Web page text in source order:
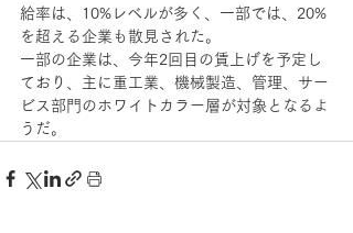
給率は、10%レベルが多く、一部では、20%
を超える企業も散見された。
一部の企業は、今年2回目の賃上げを予定し
ており、主に重工業、機械製造、管理、サー
ビス部門のホワイトカラー層が対象となるよ
うだ。